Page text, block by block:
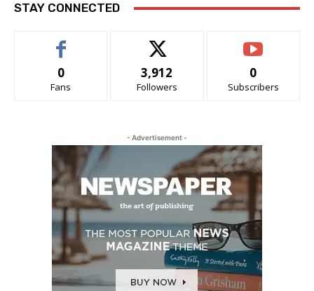
STAY CONNECTED
0
Fans
3,912
Followers
0
Subscribers
- Advertisement -